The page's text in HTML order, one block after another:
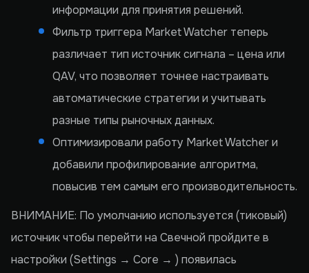
информации для принятия решений.
Фильтр триггера Market Watcher теперь
различает тип источник сигнала – цена или
QAV, что позволяет точнее настраивать
автоматические стратегии и учитывать
разные типы рыночных данных.
Оптимизировали работу Market Watcher и
добавили профилирование алгоритма,
повысив тем самым его производительность.
ВНИМАНИЕ: По умолчанию используется (тиковый)
источник чтобы перейти на Свечной пройдите в
настройки (Settings → Core → ) появилась